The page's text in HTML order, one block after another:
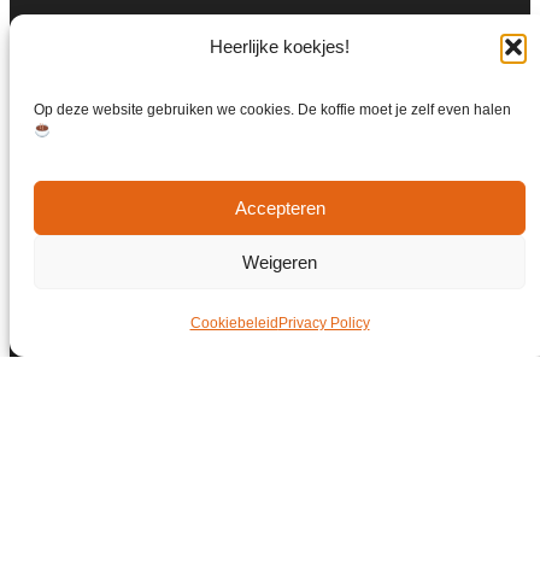
Heerlijke koekjes!
Op deze website gebruiken we cookies. De koffie moet je zelf even halen
Accepteren
Weigeren
Cookiebeleid Privacy Policy